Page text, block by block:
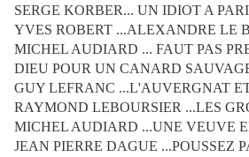
SERGE KORBER... UN IDIOT A
YVES ROBERT ...ALEXANDRE LE
MICHEL AUDIARD ... FAUT PAS
DIEU POUR UN CANARD
GUY LEFRANC ...L'AUVERGNAT
RAYMOND LEBOURSIER ...LES
MICHEL AUDIARD ...UNE VEUVE
JEAN PIERRE DAGUE ...POUSSEZ